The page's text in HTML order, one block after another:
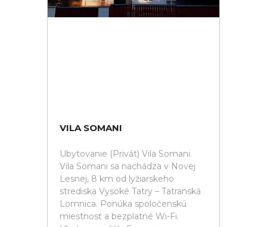
VILA SOMANI
Ubytovanie (Privát) Vila Somani.
Vila Somani sa nachádza v Novej
Lesnej, 8 km od lyžiarskeho
strediska Vysoké Tatry – Tatranská
Lomnica. Ponúka spoločenskú
miestnosť a bezplatné Wi-Fi.